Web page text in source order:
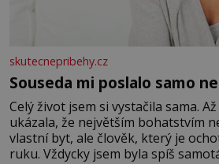
skutecnepribehy.cz
Souseda mi poslalo samo
Celý život jsem si vystačila sama.
ukázala, že největším bohatstvím
vlastní byt, ale člověk, který je
ruku. Vždycky jsem byla spíš